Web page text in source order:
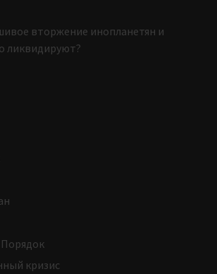
вторжение инопланетян и
ликвидируют?
кризис